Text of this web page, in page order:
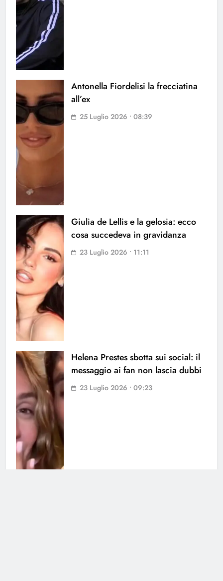
Antonella Fiordelisi la frecciatina
all’ex
25 Luglio 2026 • 08:39
Giulia de Lellis e la gelosia: ecco
cosa succedeva in gravidanza
23 Luglio 2026 • 11:11
Helena Prestes sbotta sui social: il
messaggio ai fan non lascia dubbi
23 Luglio 2026 • 09:23